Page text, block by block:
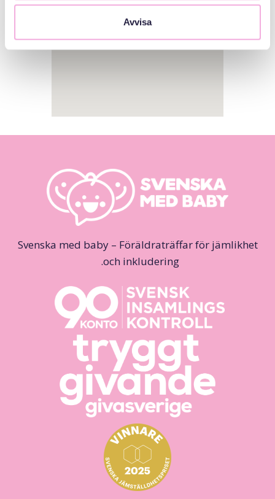
Avvisa
Svenska med baby – Föräldraträffar för jämlikhet
och inkludering.